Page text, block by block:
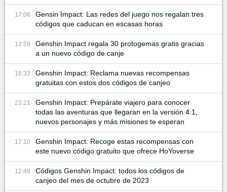
17:06
Gensin Impact: Las redes del juego nos regalan tres
códigos que caducan en escasas horas
12:59
Genshin Impact regala 30 protogemas gratis gracias
a un nuevo código de canje
16:33
Genshin Impact: Reclama nuevas recompensas
gratuitas con estos dos códigos de canjeo
23:21
Genshin Impact: Prepárate viajero para conocer
todas las aventuras que llegaran en la versión 4.1,
nuevos personajes y más misiones te esperan
17:10
Genshin Impact: Recoge estas recompensas con
este nuevo código gratuito que ofrece HoYoverse
12:49
Códigos Genshin Impact: todos los códigos de
canjeo del mes de octubre de 2023